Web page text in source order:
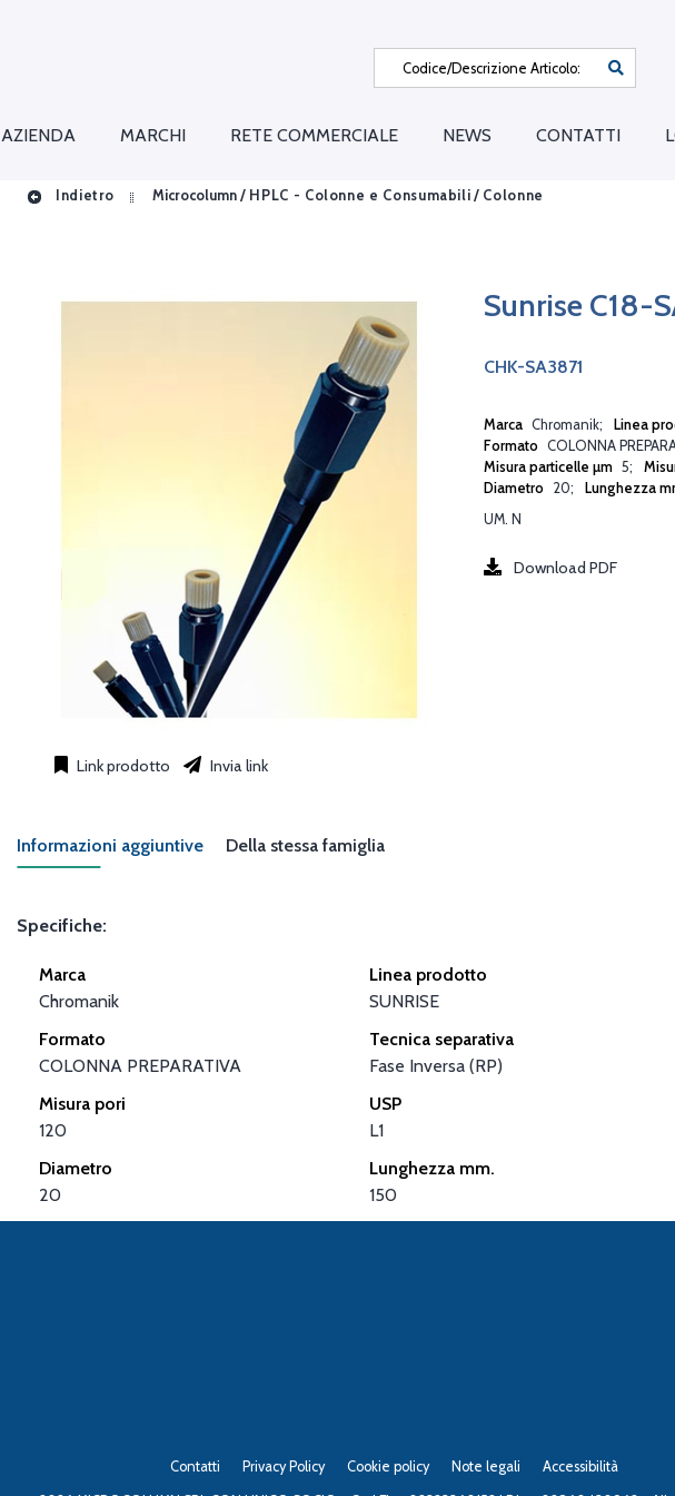
AZIENDA MARCHI RETE COMMERCIALE NEWS CONTATTI
Indietro Microcolumn / HPLC - Colonne e Consumabili / Colonne
Sunrise C18-
CHK-SA3871
Marca Chromanik Linea
Formato COLONNA
Misura particelle µm 5
Diametro 20 Lunghezza
UM. N
Download PDF
Link prodotto Invia link
Informazioni aggiuntive Della stessa famiglia
Specifiche:
Marca
Chromanik
Linea prodotto
SUNRISE
Formato
COLONNA PREPARATIVA
Tecnica separativa
Fase Inversa (RP)
Misura pori
120
USP
L1
Diametro
20
Lunghezza mm.
150
Contatti Privacy Policy Cookie policy Note legali Accessibilità